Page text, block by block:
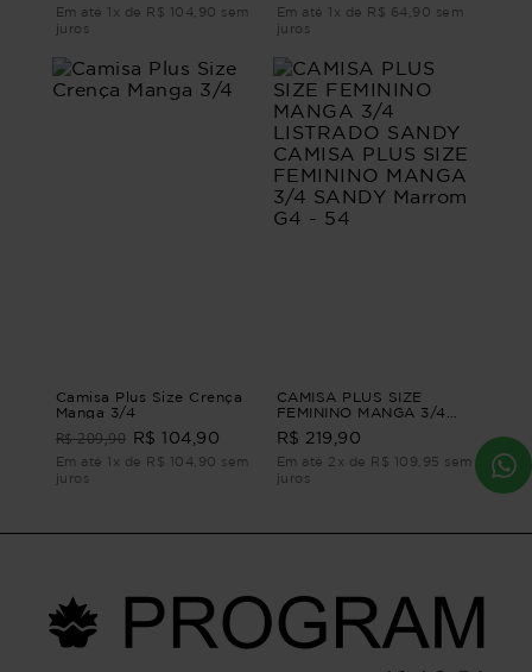
Em até 1x de R$ 104,90 sem
juros
Em até 1x de R$ 64,90 sem
juros
Camisa Plus Size Crença
Manga 3/4
R$ 209,90 R$ 104,90
Em até 1x de R$ 104,90 sem
juros
CAMISA PLUS SIZE
FEMININO MANGA 3/4
LISTRADO SANDY
CAMISA PLUS SIZE
FEMININO MANGA 3/4
SANDY Marrom G4 - 54
R$ 219,90
Em até 2x de R$ 109,95 sem
juros